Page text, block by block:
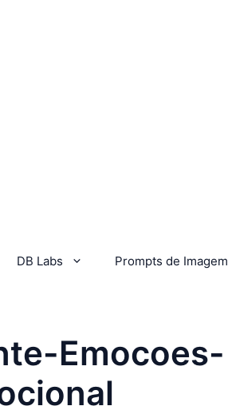
DB Labs Prompts de Imagem
Emocoes-